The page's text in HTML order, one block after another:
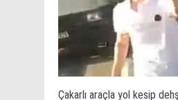
Çakarlı araçla yol kesip